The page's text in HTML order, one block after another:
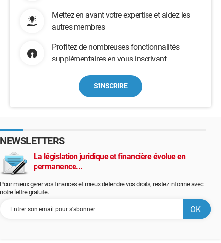
Mettez en avant votre expertise et aidez les
autres membres
Profitez de nombreuses fonctionnalités
supplémentaires en vous inscrivant
S'INSCRIRE
NEWSLETTERS
La législation juridique et financière évolue en
permanence...
Pour mieux gérer vos finances et mieux défendre vos droits, restez informé avec
notre lettre gratuite.